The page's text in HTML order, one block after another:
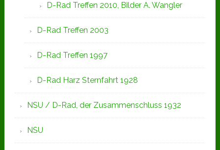
D-Rad Treffen 2010, Bilder A. Wangler
D-Rad Treffen 2003
D-Rad Treffen 1997
D-Rad Harz Sternfahrt 1928
NSU / D-Rad, der Zusammenschluss 1932
NSU